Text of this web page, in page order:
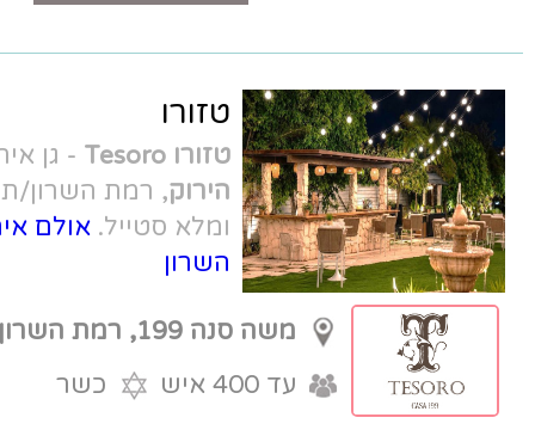
טזורו
טזורו Tesoro - גן אירועים בצומת הכפר
הירוק, רמת השרון/תל אביב. עיצוב כפרי
ומלא סטייל.אולם אירועים לברית ברמת
השרון
משה סנה 199, רמת השרון
כשר